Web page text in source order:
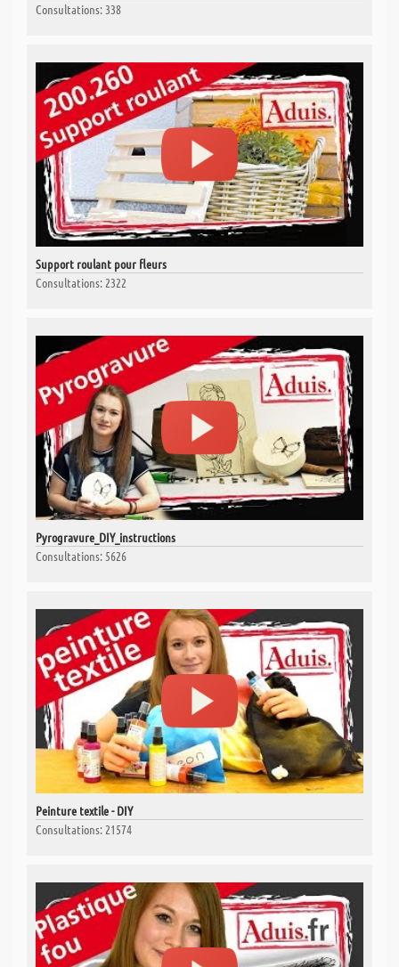
Consultations: 338
Support roulant pour fleurs
Consultations: 2322
Pyrogravure_DIY_instructions
Consultations: 5626
Peinture textile - DIY
Consultations: 21574